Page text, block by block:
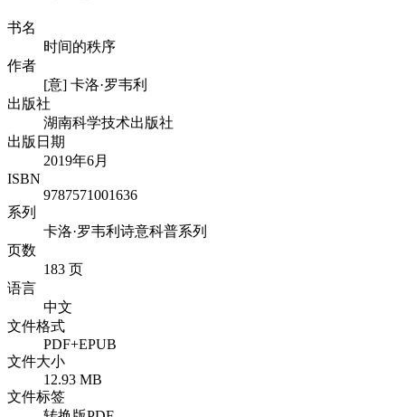
书名
时间的秩序
作者
[意] 卡洛·罗韦利
出版社
湖南科学技术出版社
出版日期
2019年6月
ISBN
9787571001636
系列
卡洛·罗韦利诗意科普系列
页数
183 页
语言
中文
文件格式
PDF+EPUB
文件大小
12.93 MB
文件标签